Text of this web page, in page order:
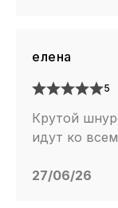
елена
5
Крутой
идут ко
27/06/26